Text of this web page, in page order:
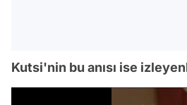
Kutsi'nin bu anısı ise